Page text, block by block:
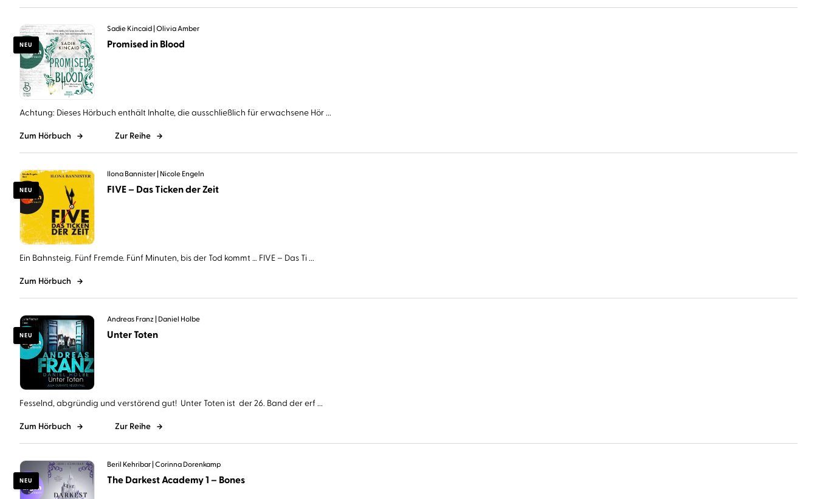
NEU
Sadie Kincaid Olivia Amber
Promised in Blood
Achtung: Dieses Hörbuch enthält Inhalte, die ausschließlich für erwachsene Hör ...
Zum Hörbuch Zur Reihe
NEU
Ilona Bannister Nicole Engeln
FIVE – Das Ticken der Zeit
Ein Bahnsteig. Fünf Fremde. Fünf Minuten, bis der Tod kommt … FIVE – Das Ti ...
Zum Hörbuch
NEU
Andreas Franz Daniel Holbe
Unter Toten
Fesselnd, abgründig und verstörend gut! Unter Toten ist der 26. Band der erf ...
Zum Hörbuch Zur Reihe
NEU
Beril Kehribar Corinna Dorenkamp
The Darkest Academy 1 – Bones